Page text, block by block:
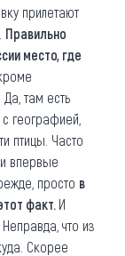
прилетают
Правильно
место, где
там есть
географией,
птицы. Часто
впервые
просто в
факт. И
что из
Скорее